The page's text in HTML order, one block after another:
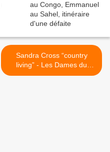
Sandra Cross “country
living” - Les Dames du
Reggae, par Princess Erika